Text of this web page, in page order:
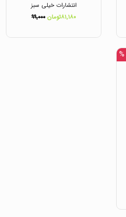
انتشارات خیلی سبز
۸۱,۱۸۰تومان
۹۹,۰۰۰